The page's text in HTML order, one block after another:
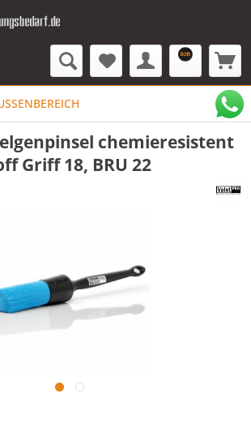
chemieresistent
Griff 18, BRU 22